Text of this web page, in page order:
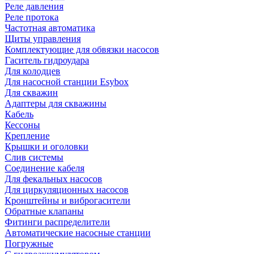
Реле давления
Реле протока
Частотная автоматика
Щиты управления
Комплектующие для обвязки насосов
Гаситель гидроудара
Для колодцев
Для насосной станции Esybox
Для скважин
Адаптеры для скважины
Кабель
Кессоны
Крепление
Крышки и оголовки
Слив системы
Соединение кабеля
Для фекальных насосов
Для циркуляционных насосов
Кронштейны и виброгасители
Обратные клапаны
Фитинги распределители
Автоматические насосные станции
Погружные